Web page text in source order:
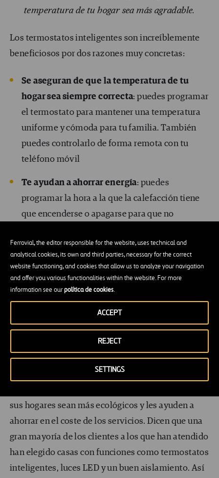
Ferrovial, the editor responsible for the website, uses technical and
analytical cookies, its own and third parties, necessary for the correct
website functioning, and cookies that allow us to analyze your navigation
and offer you various functionalities within the website. For more
information see ourpolítica de cookies.
SETTINGS
REJECT
ACCEPT
temperatura de tu hogar sea más agradable.
Los termostatos inteligentes son increíblemente
beneficiosos por dos razones muy concretas:
Se aseguran de que la temperatura de tu
hogar sea siempre correcta: puedes programar
el termostato para mantener una temperatura
uniforme y cómoda para tu familia. También
puedes controlarlo de forma remota con tu
teléfono móvil
Te ayudan a ahorrar energía: puedes
programar la hora a la que la calefacción tiene
que encenderse o apagarse para que no
no hay nadie en casa. Además, estos
dispositivos pueden detectar cuándo es el
momento de encender o apagar la calefacción
Aparte, un termostato inteligente puede ayudarte a
obtener conocimientos valiosos sobre la forma en
que utilizas la energía. Puede ayudarte a
easymovekw.com
sus hogares sean más ecológicos y les ayuden a
ahorrar en el coste de los servicios. Dicen que una
gran mayoría de los clientes a los que han atendido
han elegido casas con funciones como termostatos
inteligentes, luces LED y un buen aislamiento. Así